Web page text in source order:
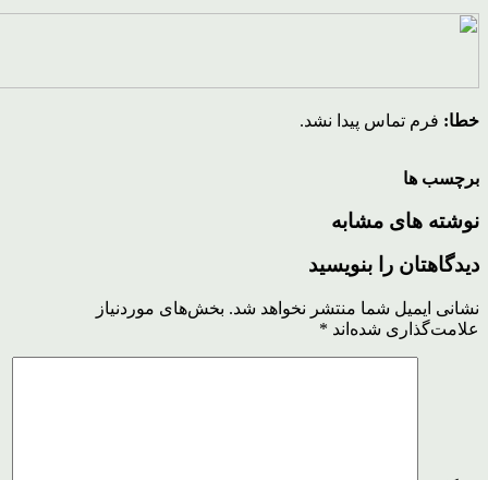
خطا: فرم تماس پیدا نشد.
برچسب ها
نوشته های مشابه
دیدگاهتان را بنویسید
نشانی ایمیل شما منتشر نخواهد شد. بخش‌های موردنیاز
علامت‌گذاری شده‌اند *